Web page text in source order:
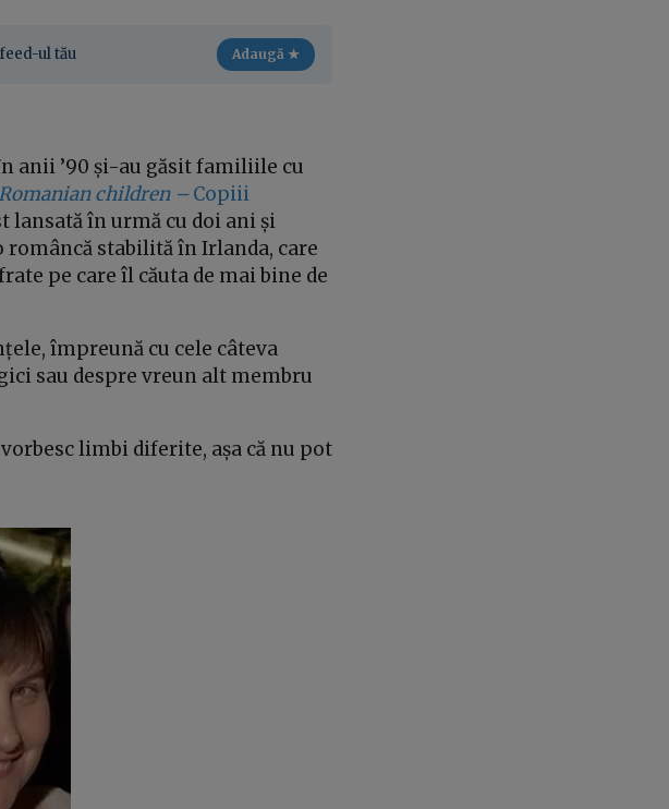
ul tău Adaugă ★
anii ’90 și-au găsit familiile cu
children –Copiii
lansată în urmă cu doi ani și
româncă stabilită în Irlanda, care
pe care îl căuta de mai bine de
împreună cu cele câteva
sau despre vreun alt membru
limbi diferite, așa că nu pot